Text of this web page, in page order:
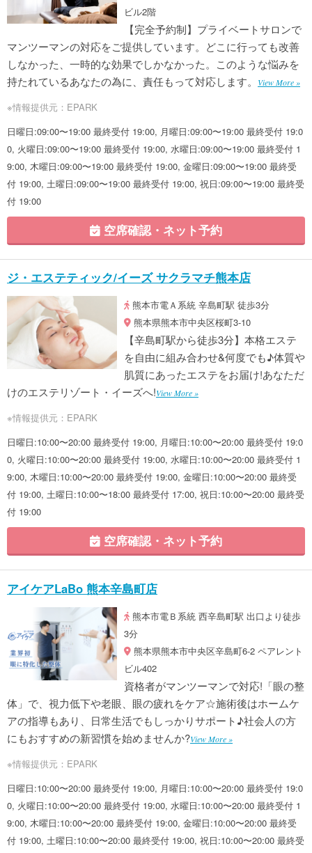
ビル2階
【完全予約制】プライベートサロンで
マンツーマンの対応をご提供しています。どこに行っても改善
しなかった、一時的な効果でしかなかった。このような悩みを
持たれているあなたの為に、責任もって対応します。
View More »
※情報提供元：EPARK
日曜日:09:00〜19:00 最終受付 19:00, 月曜日:09:00〜19:00 最終受付 19:0
0, 火曜日:09:00〜19:00 最終受付 19:00, 水曜日:09:00〜19:00 最終受付 1
9:00, 木曜日:09:00〜19:00 最終受付 19:00, 金曜日:09:00〜19:00 最終受
付 19:00, 土曜日:09:00〜19:00 最終受付 19:00, 祝日:09:00〜19:00 最終受
付 19:00
空席確認・ネット予約
ジ・エステティック/イーズ サクラマチ熊本店
熊本市電Ａ系統 辛島町駅 徒歩3分
熊本県熊本市中央区桜町3-10
【辛島町駅から徒歩3分】本格エステ
を自由に組み合わせ&何度でも♪体質や
肌質にあったエステをお届け!あなただ
けのエステリゾート・イーズへ!View More »
※情報提供元：EPARK
日曜日:10:00〜20:00 最終受付 19:00, 月曜日:10:00〜20:00 最終受付 19:0
0, 火曜日:10:00〜20:00 最終受付 19:00, 水曜日:10:00〜20:00 最終受付 1
9:00, 木曜日:10:00〜20:00 最終受付 19:00, 金曜日:10:00〜20:00 最終受
付 19:00, 土曜日:10:00〜18:00 最終受付 17:00, 祝日:10:00〜20:00 最終受
付 19:00
空席確認・ネット予約
アイケアLaBo 熊本辛島町店
熊本市電Ｂ系統 西辛島町駅 出口より徒歩
3分
熊本県熊本市中央区辛島町6-2 ペアレント
ビル402
資格者がマンツーマンで対応!「眼の整
体」で、視力低下や老眼、眼の疲れをケア☆施術後はホームケ
アの指導もあり、日常生活でもしっかりサポート♪社会人の方
にもおすすめの新習慣を始めませんか?View More »
※情報提供元：EPARK
日曜日:10:00〜20:00 最終受付 19:00, 月曜日:10:00〜20:00 最終受付 19:0
0, 火曜日:10:00〜20:00 最終受付 19:00, 水曜日:10:00〜20:00 最終受付 1
9:00, 木曜日:10:00〜20:00 最終受付 19:00, 金曜日:10:00〜20:00 最終受
付 19:00, 土曜日:10:00〜20:00 最終受付 19:00, 祝日:10:00〜20:00 最終受